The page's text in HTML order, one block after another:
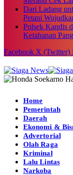
Dari Ladang
Petani
Polsek Kandis
Ketahanan
Facebook X (Twitter)
Home
Pemerintah
Daerah
Ekonomi &
Advertorial
Olah Raga
Kriminal
Lalu Lintas
Narkoba